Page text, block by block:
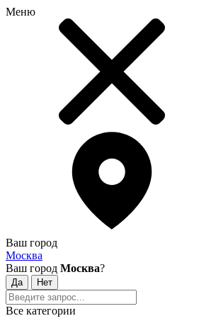
Меню
Ваш город
Москва
Ваш город Москва?
Все категории